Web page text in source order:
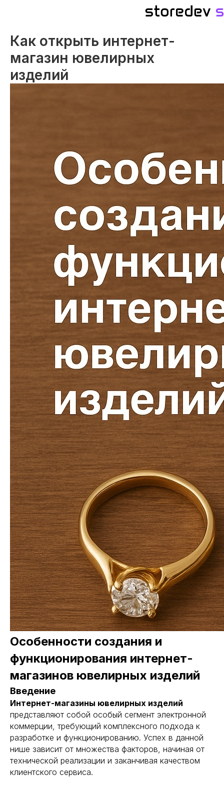
Как открыть интернет-
магазин ювелирных
изделий
Особенности создания и
функционирования интернет-
магазинов ювелирных изделий
Введение
Интернет-магазины ювелирных изделий
представляют собой особый сегмент электронной
коммерции, требующий комплексного подхода к
разработке и функционированию. Успех в данной
нише зависит от множества факторов, начиная от
технической реализации и заканчивая качеством
клиентского сервиса.